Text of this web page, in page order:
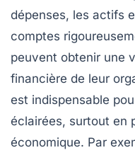
dépenses, les actifs
comptes
peuvent obtenir une
financière de leur
est indispensable
éclairées, surtout en
économique. Par